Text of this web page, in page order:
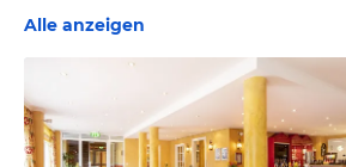
Alle anzeigen